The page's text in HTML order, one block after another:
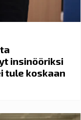
insinööriksi
tule koskaan